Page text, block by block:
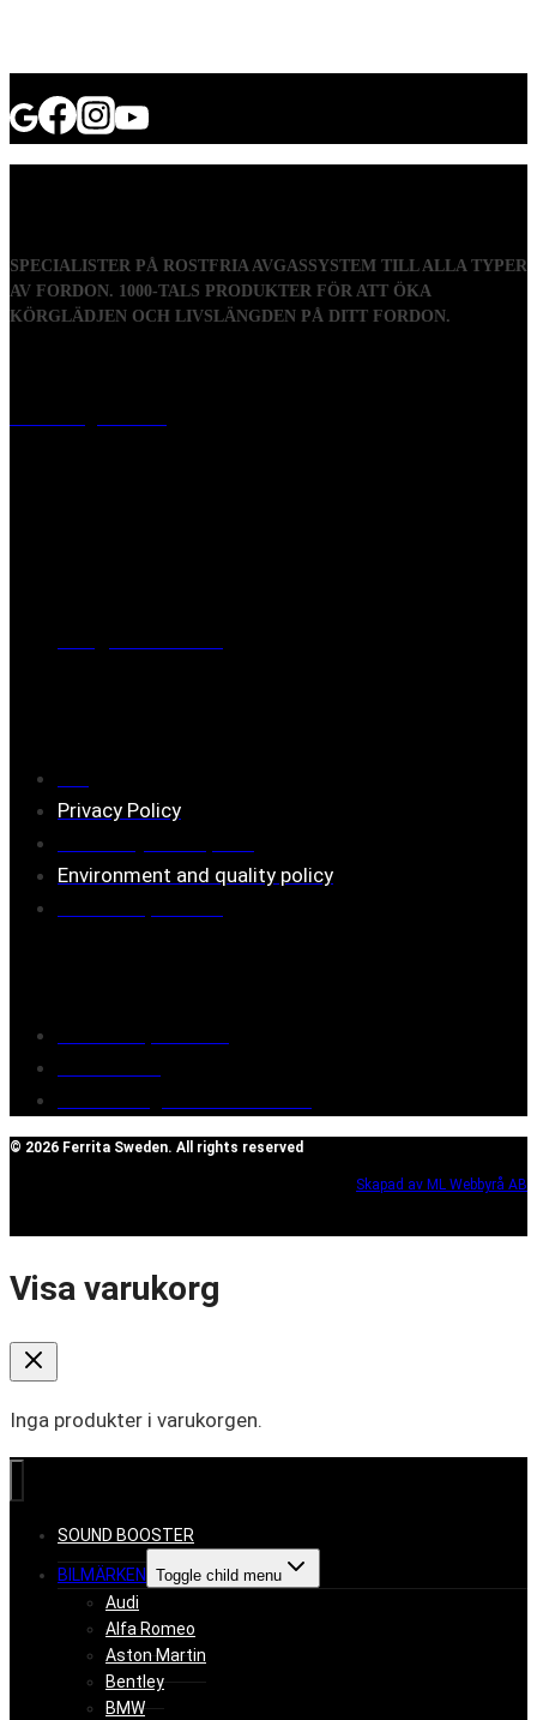
SPECIALISTER PÅ ROSTFRIA AVGASSYSTEM TILL ALLA TYPER
AV FORDON. 1000-TALS PRODUKTER FÖR ATT ÖKA
KÖRGLÄDJEN OCH LIVSLÄNGDEN PÅ DITT FORDON.
Privacy Policy
Environment and quality policy
© 2026 Ferrita Sweden. All rights reserved
Skapad av ML Webbyrå AB
Visa varukorg
Inga produkter i varukorgen.
SOUND BOOSTER
BILMÄRKEN Toggle child menu
Audi
Alfa Romeo
Aston Martin
Bentley
BMW